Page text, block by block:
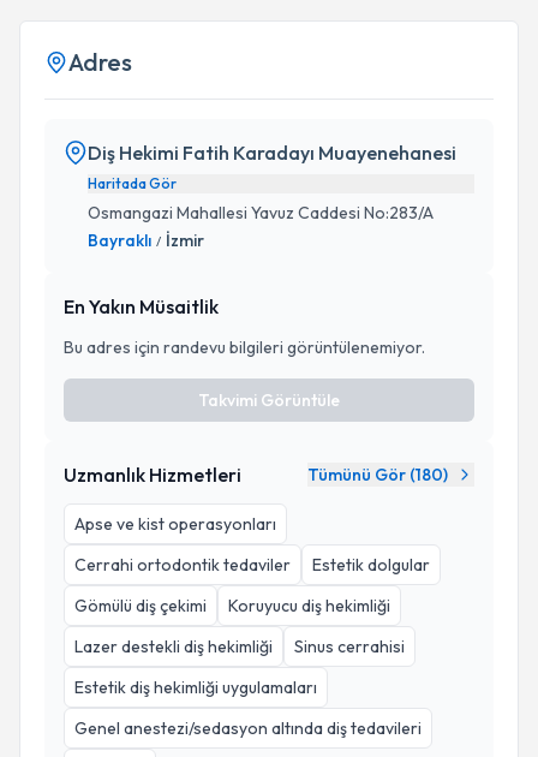
Adres
Diş Hekimi Fatih Karadayı Muayenehanesi
Haritada Gör
Osmangazi Mahallesi Yavuz Caddesi No:283/A
Bayraklı / İzmir
En Yakın Müsaitlik
Bu adres için randevu bilgileri görüntülenemiyor.
Takvimi Görüntüle
Uzmanlık Hizmetleri Tümünü Gör (180)
Apse ve kist operasyonları
Cerrahi ortodontik tedaviler
Estetik dolgular
Gömülü diş çekimi
Koruyucu diş hekimliği
Lazer destekli diş hekimliği
Sinus cerrahisi
Estetik diş hekimliği uygulamaları
Genel anestezi/sedasyon altında diş tedavileri